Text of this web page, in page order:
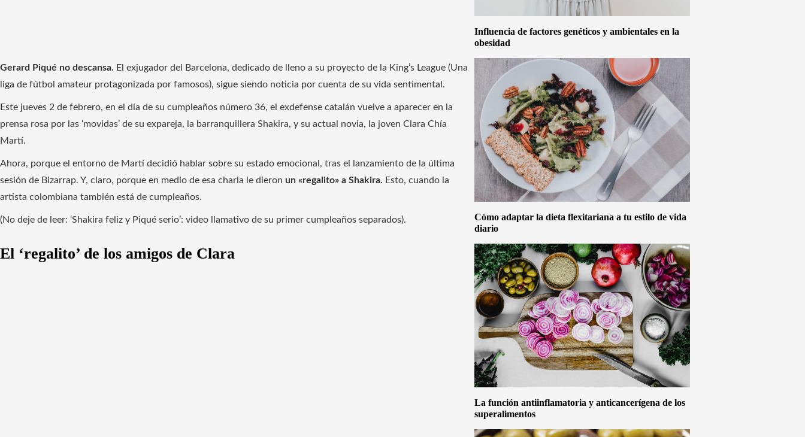
Gerard Piqué no descansa. El exjugador del Barcelona, ​​​​dedicado de lleno a su proyecto de la King’s League (Una
liga de fútbol amateur protagonizada por famosos), sigue siendo noticia por cuenta de su vida sentimental.
Este jueves 2 de febrero, en el día de su cumpleaños número 36, el exdefense catalán vuelve a aparecer en la
prensa rosa por las ‘movidas’ de su expareja, la barranquillera Shakira, y su actual novia, la joven Clara Chía
Martí.
Ahora, porque el entorno de Martí decidió hablar sobre su estado emocional, tras el lanzamiento de la última
sesión de Bizarrap. Y, claro, porque en medio de esa charla le dieron un «regalito» a Shakira. Esto, cuando la
artista colombiana también está de cumpleaños.
(No deje de leer: ‘Shakira feliz y Piqué serio’: video llamativo de su primer cumpleaños separados).
El ‘regalito’ de los amigos de Clara
Influencia de factores genéticos y ambientales en la
obesidad
Cómo adaptar la dieta flexitariana a tu estilo de vida
diario
La función antiinflamatoria y anticancerígena de los
superalimentos